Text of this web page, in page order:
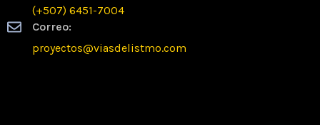
(+507) 6451-7004
Correo:
proyectos@viasdelistmo.com